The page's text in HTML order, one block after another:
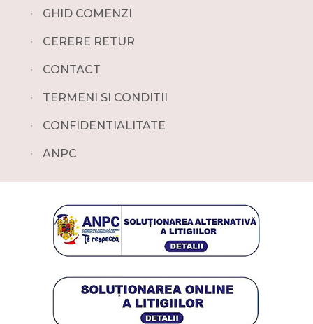
∙ GHID COMENZI
∙ CERERE RETUR
∙ CONTACT
∙ TERMENI SI CONDITII
∙ CONFIDENTIALITATE
∙ ANPC